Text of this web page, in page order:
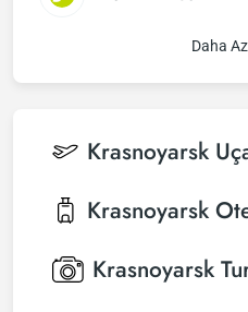
Daha
Krasnoyarsk
Krasnoyarsk
Krasnoyarsk